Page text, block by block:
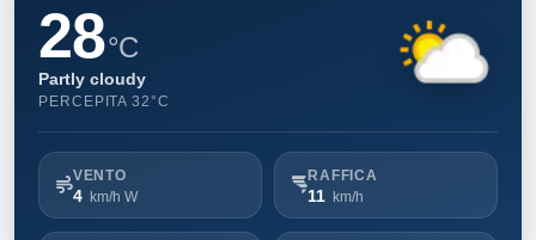
28°C
Partly cloudy
PERCEPITA 32°C
VENTO
4 km/h W
RAFFICA
11 km/h